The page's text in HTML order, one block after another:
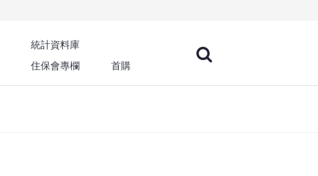
統計資料庫
住保會專欄 首購